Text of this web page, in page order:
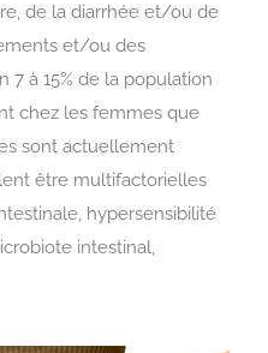
de la diarrhée et/ou de
et/ou des
à 15% de la population
chez les femmes que
sont actuellement
être multifactorielles
hypersensibilité
intestinal,